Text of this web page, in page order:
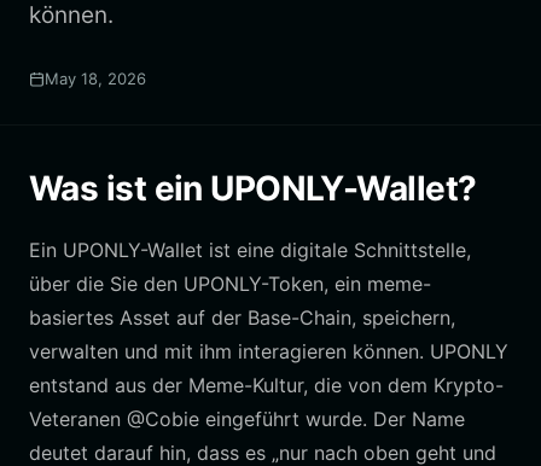
können.
May 18, 2026
Was ist ein UPONLY-Wallet?
Ein UPONLY-Wallet ist eine digitale Schnittstelle,
über die Sie den UPONLY-Token, ein meme-
basiertes Asset auf der Base-Chain, speichern,
verwalten und mit ihm interagieren können. UPONLY
entstand aus der Meme-Kultur, die von dem Krypto-
Veteranen @Cobie eingeführt wurde. Der Name
deutet darauf hin, dass es „nur nach oben geht und